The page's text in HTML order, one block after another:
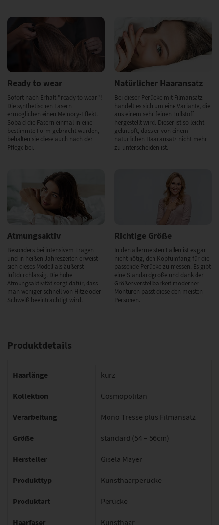
Ready to wear
Sofort nach Erhalt "ready to wear"!
Die synthetischen Fasern
ermöglichen einen Memory-Effekt.
Sobald die Fasern einmal in eine
bestimmte Form gebracht wurden,
behalten sie diese auch nach der
Pflege bei.
Natürlicher Haaransatz
Bei dieser Perücke mit Filmansatz
handelt es sich um eine Variante, die
aus einem sehr feinen Tüllstoff
hergestellt wird. Dieser ist so leicht
geknüpft, dass er von einem
natürlichen Haaransatz nicht mehr
zu unterscheiden ist.
Atmungsaktiv
Besonders bei intensivem Tragen
und in heißen Jahreszeiten erweist
sich dieses Modell als äußerst
luftdurchlässig. Die hohe
Atmungsaktivität sorgt dafür, dass
man weniger schnell von Hitze oder
Schweiß beeinträchtigt wird.
Richtige Größe
In den allermeisten Fällen ist es gar
nicht nötig, den Kopfumfang für die
passende Perücke zu messen. Es gibt
eine Standardgröße und dank der
Größenverstellbarkeit moderner
Monturen passt diese den meisten
Personen.
Produktdetails
Haarlänge kurz
Kollektion Cosmopolitan
Verarbeitung Mono Tresse plus Filmansatz
Größe standard (54 – 56cm)
Hersteller Gisela Mayer
Produkttyp Kunsthaarperücke
Produktart Perücke
Haarfaser Kunsthaar